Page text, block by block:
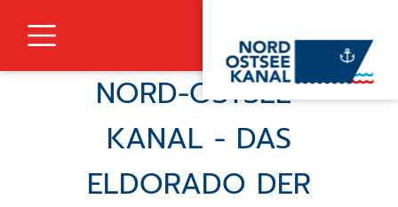
Navigation umschalten
NORD-OSTSEE-
KANAL - DAS
ELDORADO DER